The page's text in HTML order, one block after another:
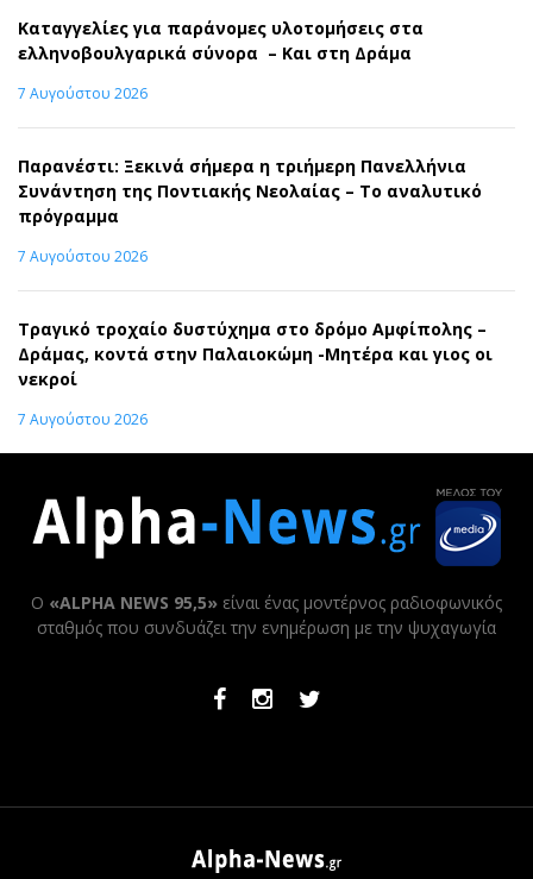
Καταγγελίες για παράνομες υλοτομήσεις στα
ελληνοβουλγαρικά σύνορα – Και στη Δράμα
7 Αυγούστου 2026
Παρανέστι: Ξεκινά σήμερα η τριήμερη Πανελλήνια
Συνάντηση της Ποντιακής Νεολαίας – Το αναλυτικό
πρόγραμμα
7 Αυγούστου 2026
Τραγικό τροχαίο δυστύχημα στο δρόμο Αμφίπολης –
Δράμας, κοντά στην Παλαιοκώμη -Μητέρα και γιος οι
νεκροί
7 Αυγούστου 2026
Ο «ALPHA NEWS 95,5» είναι ένας μοντέρνος ραδιοφωνικός
σταθμός που συνδυάζει την ενημέρωση με την ψυχαγωγία
FacebookInstagramTwitter